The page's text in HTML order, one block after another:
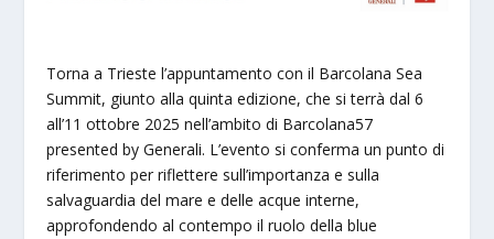
Torna a Trieste l’appuntamento con il Barcolana Sea
Summit, giunto alla quinta edizione, che si terrà dal 6
all’11 ottobre 2025 nell’ambito di Barcolana57
presented by Generali. L’evento si conferma un punto di
riferimento per riflettere sull’importanza e sulla
salvaguardia del mare e delle acque interne,
approfondendo al contempo il ruolo della blue